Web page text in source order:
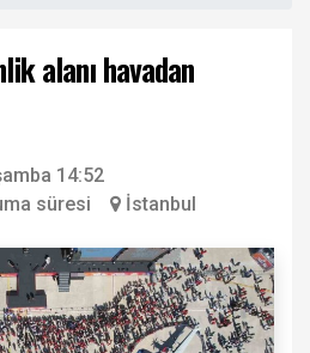
alanı havadan
14:52
süresi İstanbul